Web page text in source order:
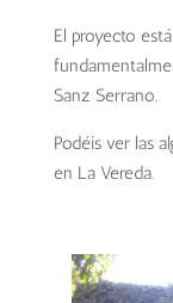
El proyecto
Sanz Serrano.
Podéis ver las
en La Vereda.